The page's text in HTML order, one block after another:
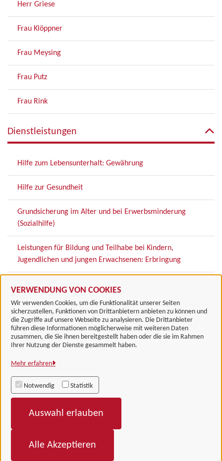
VERWENDUNG VON COOKIES
Wir verwenden Cookies, um die Funktionalität unserer Seiten
sicherzustellen, Funktionen von Drittanbietern anbieten zu können und
die Zugriffe auf unsere Webseite zu analysieren. Die Drittanbieter
führen diese Informationen möglicherweise mit weiteren Daten
zusammen, die Sie ihnen bereitgestellt haben oder die sie im Rahmen
Ihrer Nutzung der Dienste gesammelt haben.
Mehr erfahren
Notwendig Statistik
Auswahl erlauben
Alle Akzeptieren
Herr Griese
Frau Klöppner
Frau Meysing
Frau Putz
Frau Rink
Dienstleistungen
Hilfe zum Lebensunterhalt: Gewährung
Hilfe zur Gesundheit
Grundsicherung im Alter und bei Erwerbsminderung
(Sozialhilfe)
Leistungen für Bildung und Teilhabe bei Kindern,
Jugendlichen und jungen Erwachsenen: Erbringung
Landkreis Göttingen
Alle Rechte vorbehalten
Barrierefreiheit